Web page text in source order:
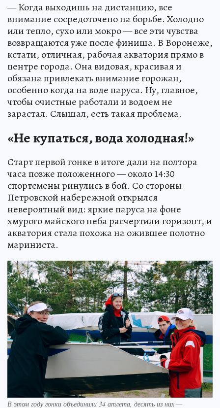
— Когда выходишь на дистанцию, все
внимание сосредоточено на борьбе. Холодно
или тепло, сухо или мокро — все эти чувства
возвращаются уже после финиша. В Воронеже,
кстати, отличная, рабочая акватория прямо в
центре города. Она видовая, красивая и
обязана привлекать внимание горожан,
особенно когда на воде паруса. Ну, главное,
чтобы очистные работали и водоем не
зарастал. Слышал, есть такая проблема.
«Не купаться, вода холодная!»
Старт первой гонке в итоге дали на полтора
часа позже положенного — около 14:30
спортсмены ринулись в бой. Со стороны
Петровской набережной открылся
невероятный вид: яркие паруса на фоне
хмурого майского неба расчертили горизонт, и
акватория стала похожа на ожившее полотно
мариниста.
В этом году гонки объединили 34 атлета, десять из них —